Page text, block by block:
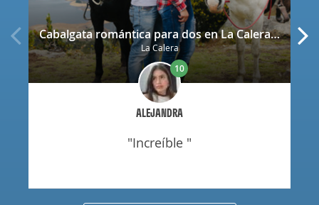
Cabalgata romántica para dos en La Calera con decoración
La Calera
ALEJANDRA
10
"increíble "